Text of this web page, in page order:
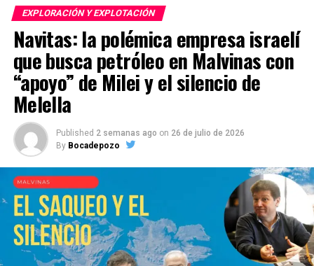
EXPLORACIÓN Y EXPLOTACIÓN
Navitas: la polémica empresa israelí
que busca petróleo en Malvinas con
“apoyo” de Milei y el silencio de
Melella
Published 2 semanas ago on 26 de julio de 2026
By Bocadepozo